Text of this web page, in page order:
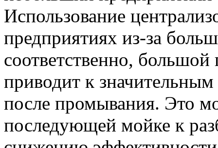
Использование
предприятиях из-за
соответственно,
приводит к
после промывания. Это
последующей мойке к